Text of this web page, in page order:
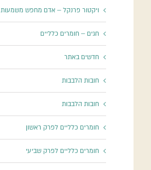
ויקטור פרנקל – אדם מחפש משמעות
חגים – חומרים כלליים
חדשים באתר
חובות הלבבות
חובות הלבבות
חומרים כלליים לפרק ראשון
חומרים כלליים לפרק שביעי